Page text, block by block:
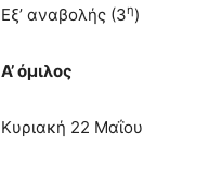
Εξ’ αναβολής (3η)
Α’ όμιλος
Κυριακή 22 Μαΐου